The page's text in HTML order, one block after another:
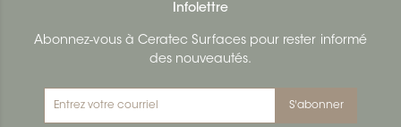
Infolettre
Abonnez-vous à Ceratec Surfaces pour rester informé
des nouveautés.
S'abonner